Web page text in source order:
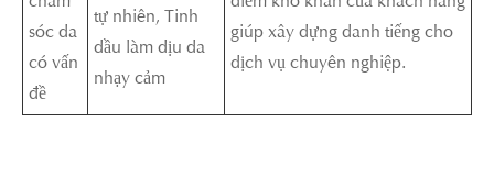
sóc da
có vấn
đề
tự nhiên, Tinh
dầu làm dịu da
nhạy cảm
giúp xây dựng danh tiếng cho
dịch vụ chuyên nghiệp.